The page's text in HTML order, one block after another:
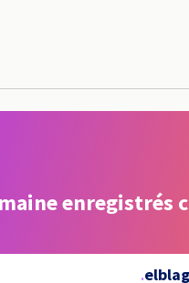
enregistrés
.